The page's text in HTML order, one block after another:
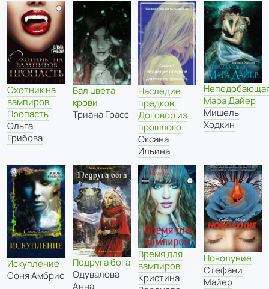
Охотник на
вампиров.
Пропасть
Ольга
Грибова
Бал цвета
крови
Триана Грасс
Наследие
предков.
Договор из
прошлого
Оксана
Ильина
Мара Дайер
Мишель
Ходкин
Искупление
Соня Амбрис
Подруга бога
Одувалова
Анна
Время для
вампиров
Кристина
Новолуние
Стефани
Майер